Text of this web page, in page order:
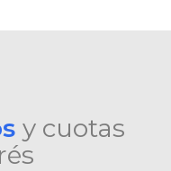
y cuotas